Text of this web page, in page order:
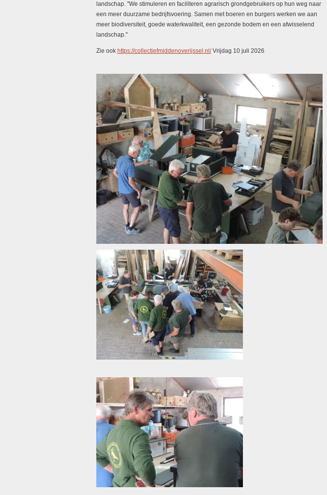
landschap. "We stimuleren en faciliteren agrarisch grondgebruikers op hun weg naar
een meer duurzame bedrijfsvoering. Samen met boeren en burgers werken we aan
meer biodiversiteit, goede waterkwaliteit, een gezonde bodem en een afwisselend
landschap."
Zie ook https://collectiefmiddenoverijssel.nl/ Vrijdag 10 juli 2026